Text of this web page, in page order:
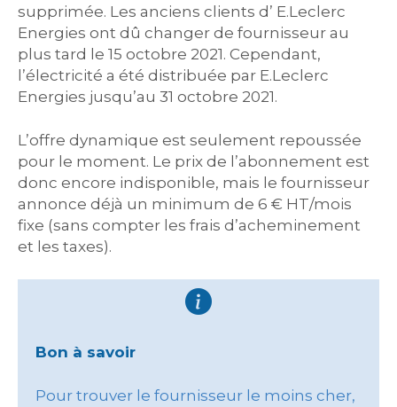
supprimée. Les anciens clients d’ E.Leclerc
Energies ont dû changer de fournisseur au
plus tard le 15 octobre 2021. Cependant,
l’électricité a été distribuée par E.Leclerc
Energies jusqu’au 31 octobre 2021.
L’offre dynamique est seulement repoussée
pour le moment. Le prix de l’abonnement est
donc encore indisponible, mais le fournisseur
annonce déjà un minimum de 6 € HT/mois
fixe (sans compter les frais d’acheminement
et les taxes).
Bon à savoir
Pour trouver le fournisseur le moins cher,